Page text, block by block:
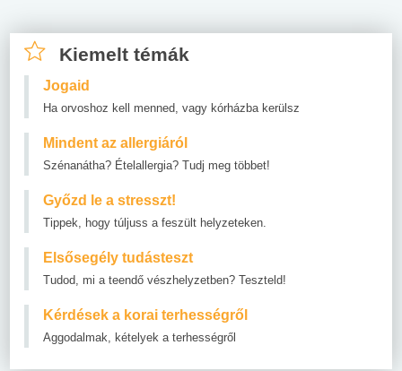
Kiemelt témák
Jogaid
Ha orvoshoz kell menned, vagy kórházba kerülsz
Mindent az allergiáról
Szénanátha? Ételallergia? Tudj meg többet!
Győzd le a stresszt!
Tippek, hogy túljuss a feszült helyzeteken.
Elsősegély tudásteszt
Tudod, mi a teendő vészhelyzetben? Teszteld!
Kérdések a korai terhességről
Aggodalmak, kételyek a terhességről